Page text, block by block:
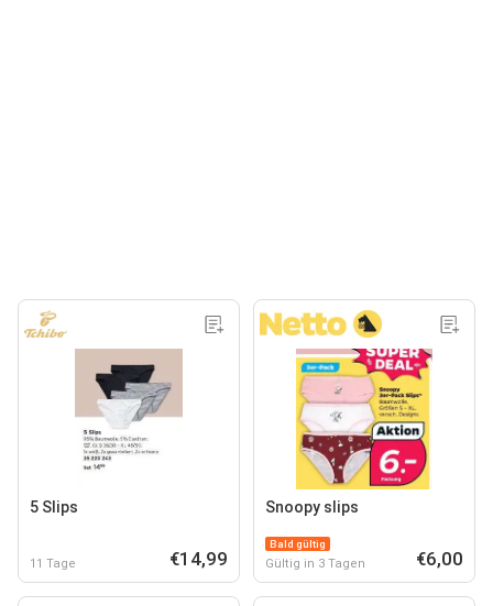
5 Slips
11 Tage €14,99
Snoopy slips
Bald gültig
Gültig in 3 Tagen €6,00